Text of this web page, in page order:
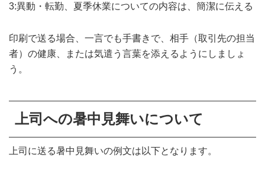
3:異動・転勤、夏季休業についての内容は、簡潔に伝える
印刷で送る場合、一言でも手書きで、相手（取引先の担当
者）の健康、または気遣う言葉を添えるようにしましょ
う。
上司への暑中見舞いについて
上司に送る暑中見舞いの例文は以下となります。